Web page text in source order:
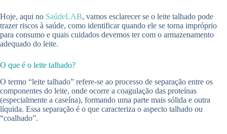
Hoje, aqui no SaúdeLAB, vamos esclarecer se o leite talhado pode
trazer riscos à saúde, como identificar quando ele se torna impróprio
para consumo e quais cuidados devemos ter com o armazenamento
adequado do leite.
O que é o leite talhado?
O termo “leite talhado” refere-se ao processo de separação entre os
componentes do leite, onde ocorre a coagulação das proteínas
(especialmente a caseína), formando uma parte mais sólida e outra
líquida. Essa separação é o que caracteriza o aspecto talhado ou
“coalhado”.